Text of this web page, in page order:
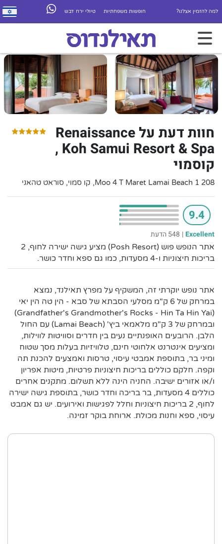
למה להזמין אצלנו? חופשות משפחתיות טיולי ירח דבש
חוות דעת על Renaissance
Koh Samui Resort & Spa ,
קוסמוי
208 1 Moo 4 T Maret Lamai Beach, קו סמוי, סוראט טהאני
9.4
Excellent
| 548 הדעת
אתר הנופש פוש (Posh Resort) מציע גישה ישירה לחוף, 2
בריכות חיצוניות ו-4 מסעדות, כמו גם ספא וחדר כושר.
אתר נופש יוקרתי זה, המשקיף על מפרץ תאילנד, נמצא
במרחק של 6 ק"מ מסלעי הסבתא של סבא - הין טה הין יאי
(Grandfather's Grandmother's Rocks - Hin Ta Hin Yai)
ובמרחק של 3 ק"מ מלאמאי ביץ' (Lamai Beach) עם החול
הלבן. הרובעים האופנתיים נעים בין חדרים וסוויטות לווילות,
ומציעים אינטרנט אלחוטי חינם, טלוויזיות בעלות מסך שטוח
ומיני בר, בתוספת אמבטי עיסוי, טרסות ואמצעים להכנת תה
וקפה. חלקם כוללים בריכות חיצוניות פרטיות, מיטות אפריון
ו/או אזורים ישיבה. החניה הינה ללא תשלום. מתקנים אחרים
כוללים 4 מסעדות, בר בריכה וחדר כושר, בתוספת גישה ישירה
לחוף, 2 בריכות חיצוניות וחלל לפגישות ואירועים. יש גם אמבט
עיסוי, ספא וחנות מכולת. ארוחת בוקר זמינה.